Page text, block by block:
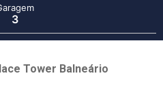
3
Tower Balneário